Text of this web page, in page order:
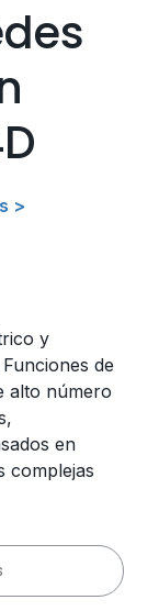
>
y
de
alto número
​en
complejas